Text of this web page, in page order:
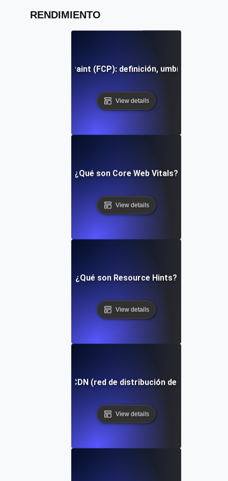
RENDIMIENTO
First Contentful Paint (FCP): definición, umbrales y
View details
¿Qué son Core Web Vitals?
View details
¿Qué son Resource Hints?
View details
¿Qué es un CDN (red de distribución de contenido)?
View details